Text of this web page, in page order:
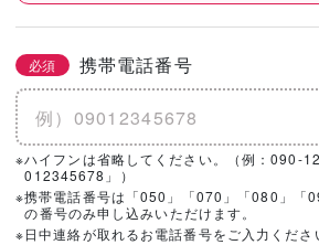
必須 携帯電話番号
※ハイフンは省略してください。（例：090-
012345678」）
※携帯電話番号は「050」「070」「080」「
の番号のみ申し込みいただけます。
※日中連絡が取れるお電話番号をご入力くださ